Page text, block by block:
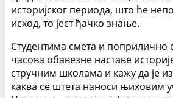
историјског периода, што ће
исход, то јест ђачко знање.
Студентима смета и
часова обавезне наставе
стручним школама и кажу да је
каква се штета наноси њиховим